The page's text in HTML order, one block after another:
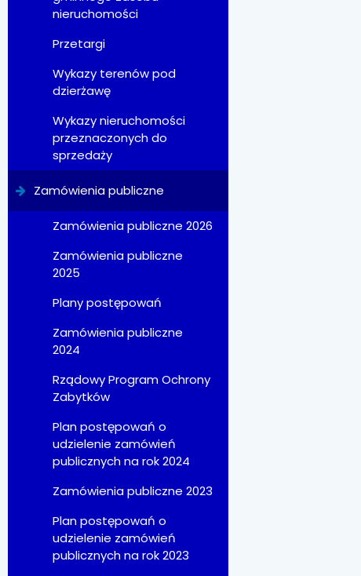
nieruchomości
Przetargi
Wykazy terenów pod
dzierżawę
Wykazy nieruchomości
przeznaczonych do
sprzedaży
Zamówienia publiczne
Zamówienia publiczne 2026
Zamówienia publiczne
2025
Plany postępowań
Zamówienia publiczne
2024
Rządowy Program Ochrony
Zabytków
Plan postępowań o
udzielenie zamówień
publicznych na rok 2024
Zamówienia publiczne 2023
Plan postępowań o
udzielenie zamówień
publicznych na rok 2023